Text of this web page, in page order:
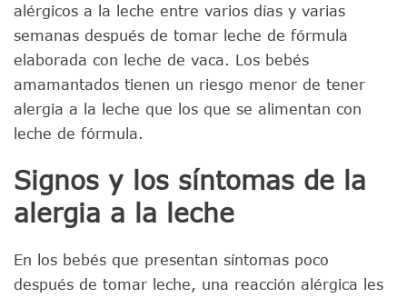
alérgicos a la leche entre varios días y varias
semanas después de tomar leche de fórmula
elaborada con leche de vaca. Los bebés
amamantados tienen un riesgo menor de tener
alergia a la leche que los que se alimentan con
leche de fórmula.
Signos y los síntomas de la
alergia a la leche
En los bebés que presentan síntomas poco
después de tomar leche, una reacción alérgica les